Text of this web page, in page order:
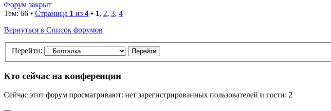
Форум закрыт
Тем: 66 • Страница 1 из 4 • 1, 2, 3, 4
Вернуться в Список форумов
Перейти:
Кто сейчас на конференции
Сейчас этот форум просматривают: нет зарегистрированных пользователей и гости: 2